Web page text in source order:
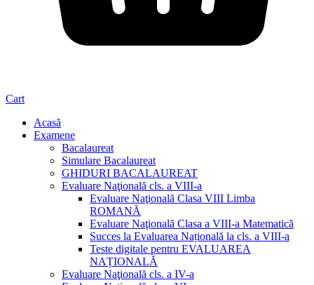
Cart
Acasă
Examene
Bacalaureat
Simulare Bacalaureat
GHIDURI BACALAUREAT
Evaluare Naţională cls. a VIII-a
Evaluare Naţională Clasa VIII Limba
ROMANĂ
Evaluare Naţională Clasa a VIII-a Matematică
Succes la Evaluarea Națională la cls. a VIII-a
Teste digitale pentru EVALUAREA
NAȚIONALĂ
Evaluare Naţională cls. a IV-a